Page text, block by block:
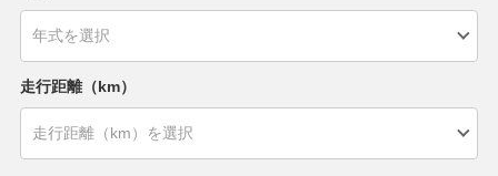
走行距離（km）